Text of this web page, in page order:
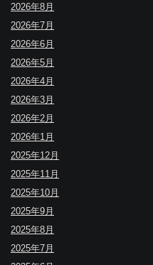
2026年8月
2026年7月
2026年6月
2026年5月
2026年4月
2026年3月
2026年2月
2026年1月
2025年12月
2025年11月
2025年10月
2025年9月
2025年8月
2025年7月